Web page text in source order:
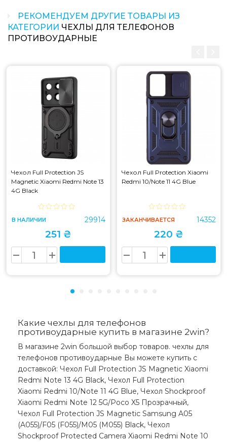
РЕКОМЕНДУЕМ ДРУГИЕ ТОВАРЫ ИЗ
КАТЕГОРИИ ЧЕХЛЫ ДЛЯ ТЕЛЕФОНОВ
ПРОТИВОУДАРНЫЕ
Чехол Full Protection JS
Magnetic Xiaomi Redmi Note 13
4G Black
В НАЛИЧИИ 29914
251 ₴
Чехол Full Protection Xiaomi
Redmi 10/Note 11 4G Blue
ЗАКАНЧИВАЕТСЯ 14352
220 ₴
Какие чехлы для телефонов
противоударные купить в магазине 2win?
В магазине 2win большой выбор товаров. чехлы для
телефонов противоударные Вы можете купить с
доставкой: Чехол Full Protection JS Magnetic Xiaomi
Redmi Note 13 4G Black, Чехол Full Protection
Xiaomi Redmi 10/Note 11 4G Blue, Чехол Shockproof
Xiaomi Redmi Note 12 5G/Poco X5 Прозрачный,
Чехол Full Protection JS Magnetic Samsung A05
(A055)/F05 (F055)/M05 (M055) Black, Чехол
Shockproof Protected Camera Xiaomi Redmi Note 10